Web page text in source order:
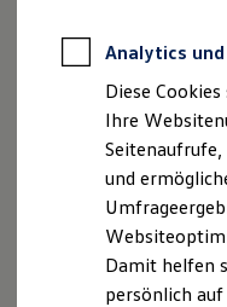
Behörden
Anpfiff zum
Elektromobilität
Elektroautos
ID.
ID.
Reichweite
Analytics
Diese
Ihre
Seitenaufrufe,
und
Damit helfen
persönlich auf